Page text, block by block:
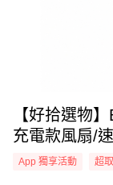
【好拾選物
充電款風扇/
App 獨享活動 超